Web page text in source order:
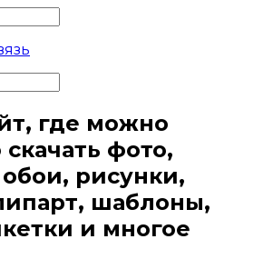
где можно
фото,
рисунки,
шаблоны,
и многое